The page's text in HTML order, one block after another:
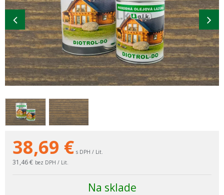
38,69 € s DPH / Lit.
31,46 € bez DPH / Lit.
Na sklade